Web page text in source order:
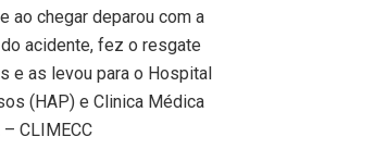
ao chegar deparou com a
acidente, fez o resgate
e as levou para o Hospital
(HAP) e Clinica Médica
– CLIMECC